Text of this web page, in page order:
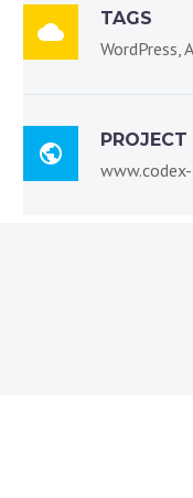

TAGS
WordPress,

PROJECT